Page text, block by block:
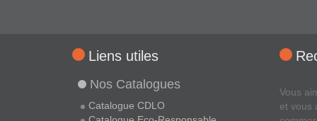
Liens utiles
Nos Catalogues
Catalogue CDLO
Vous
et vous